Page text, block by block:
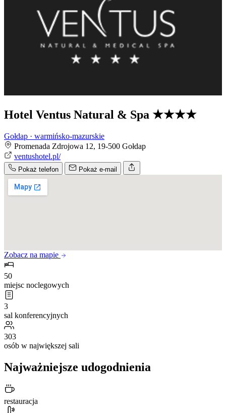
Hotel Ventus Natural & Spa ★★★★
Gołdap · warmińsko-mazurskie
Promenada Zdrojowa 12, 19-500 Gołdap
ventushotel.pl/
Pokaż telefon Pokaż e-mail
Zobacz na mapie
50
miejsc noclegowych
3
sal konferencyjnych
303
osób w największej sali
Najważniejsze udogodnienia
restauracja